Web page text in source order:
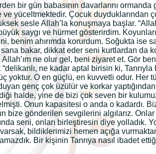
bir gün babasının davarlarını
yüceltmektedir. Çocuk
sesle Allah’la konuşmaya başlar.
saygı ve hürmet gösterirdim.
ahırımda korurdum. Soğukta ise
bakar, dikkat eder seni kurtlardan da
ne olur gel, beni ziyaret et. Gör ben
ne kadar aptal birisin ki,
O en güçlü, en kuvvetli odur. Her
genç çok üzülür ve korkar
halde, yine de bizi çok seven bir
Onun kapasitesi o anda o kadardı.
gönderilen sevgilerini algılarız. Onlar
seni, onları birleştiresin diye yolladık.
bildiklerimizi hemen açığa
Bir kişinin Tanrıya nasıl ibadet